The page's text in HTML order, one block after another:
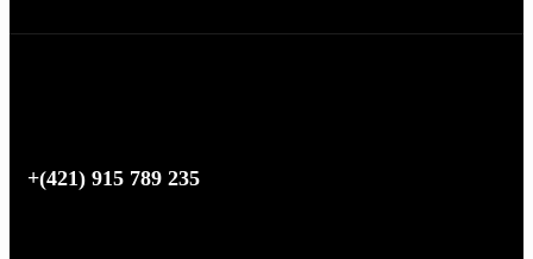
+(421) 915 789 235